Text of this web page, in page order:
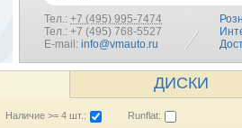
Тел.: +7 (495) 995-7474
Тел.: +7 (495) 768-5527
E-mail: info@vmauto.ru
ДИСКИ
Наличие >= 4 шт.: Runflat: